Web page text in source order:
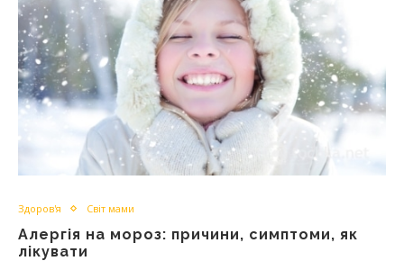
Здоров'я Світ мами
Алергія на мороз: причини, симптоми, як
лікувати